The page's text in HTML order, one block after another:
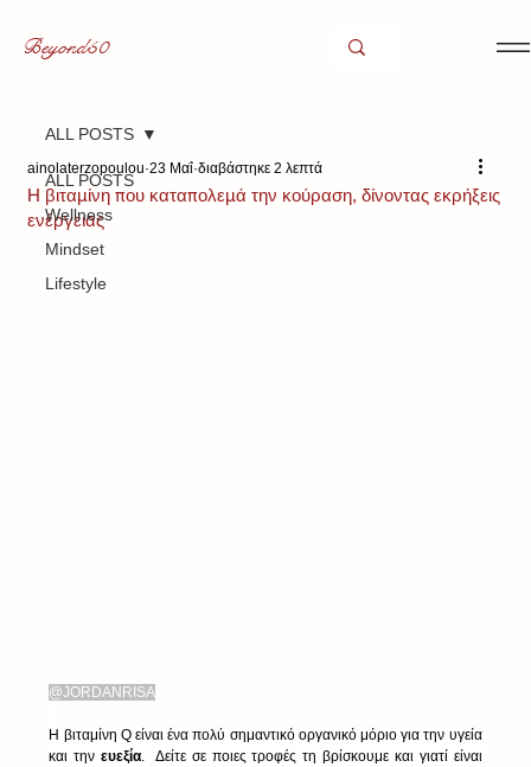
Beyond50
ALL POSTS
Wellness
Mindset
Lifestyle
ALL POSTS
H βιταμίνη που καταπολεμά την κούραση, δίνοντας εκρήξεις
ενέργειας
ainolaterzopoulou 23 Μαΐ διαβάστηκε 2 λεπτά
@JORDANRISA
Η βιταμίνη Q είναι ένα πολύ σημαντικό οργανικό μόριο για την υγεία
και την ευεξία.  Δείτε σε ποιες τροφές τη βρίσκουμε και γιατί είναι